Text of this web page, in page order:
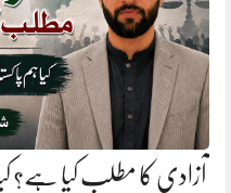
آزادی کا مطلب کیا ہے؟ کیا